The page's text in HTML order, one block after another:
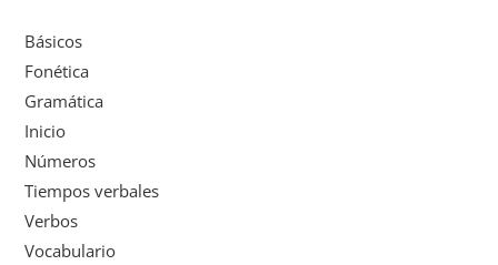
Básicos
Fonética
Gramática
Inicio
Números
Tiempos verbales
Verbos
Vocabulario